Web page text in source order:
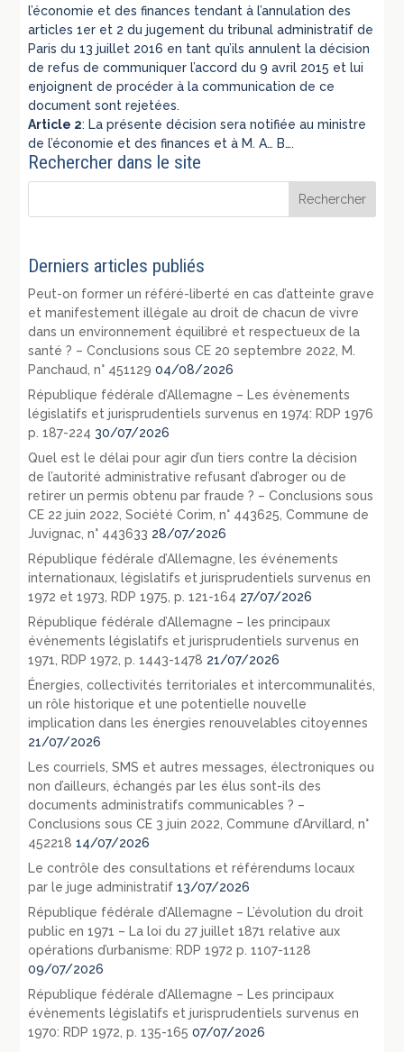
l’économie et des finances tendant à l’annulation des
articles 1er et 2 du jugement du tribunal administratif de
Paris du 13 juillet 2016 en tant qu’ils annulent la décision
de refus de communiquer l’accord du 9 avril 2015 et lui
enjoignent de procéder à la communication de ce
document sont rejetées.
Article 2: La présente décision sera notifiée au ministre
de l’économie et des finances et à M. A… B….
Rechercher dans le site
Derniers articles publiés
Peut-on former un référé-liberté en cas d’atteinte grave
et manifestement illégale au droit de chacun de vivre
dans un environnement équilibré et respectueux de la
santé ? – Conclusions sous CE 20 septembre 2022, M.
Panchaud, n° 451129 04/08/2026
République fédérale d’Allemagne – Les évènements
législatifs et jurisprudentiels survenus en 1974: RDP 1976
p. 187-224 30/07/2026
Quel est le délai pour agir d’un tiers contre la décision
de l’autorité administrative refusant d’abroger ou de
retirer un permis obtenu par fraude ? – Conclusions sous
CE 22 juin 2022, Société Corim, n° 443625, Commune de
Juvignac, n° 443633 28/07/2026
République fédérale d’Allemagne, les événements
internationaux, législatifs et jurisprudentiels survenus en
1972 et 1973, RDP 1975, p. 121-164 27/07/2026
République fédérale d’Allemagne – les principaux
évènements législatifs et jurisprudentiels survenus en
1971, RDP 1972, p. 1443-1478 21/07/2026
Énergies, collectivités territoriales et intercommunalités,
un rôle historique et une potentielle nouvelle
implication dans les énergies renouvelables citoyennes
21/07/2026
Les courriels, SMS et autres messages, électroniques ou
non d’ailleurs, échangés par les élus sont-ils des
documents administratifs communicables ? –
Conclusions sous CE 3 juin 2022, Commune d’Arvillard, n°
452218 14/07/2026
Le contrôle des consultations et référendums locaux
par le juge administratif 13/07/2026
République fédérale d’Allemagne – L’évolution du droit
public en 1971 – La loi du 27 juillet 1871 relative aux
opérations d’urbanisme: RDP 1972 p. 1107-1128
09/07/2026
République fédérale d’Allemagne – Les principaux
évènements législatifs et jurisprudentiels survenus en
1970: RDP 1972, p. 135-165 07/07/2026